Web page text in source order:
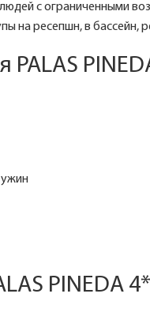
с ограниченными
на ресепшн, в бассейн,
PALAS
ужин
PINEDA 4*